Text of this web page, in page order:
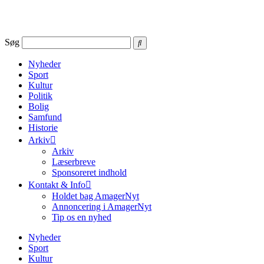
Søg
Nyheder
Sport
Kultur
Politik
Bolig
Samfund
Historie
Arkiv
Arkiv
Læserbreve
Sponsoreret indhold
Kontakt & Info
Holdet bag AmagerNyt
Annoncering i AmagerNyt
Tip os en nyhed
Nyheder
Sport
Kultur